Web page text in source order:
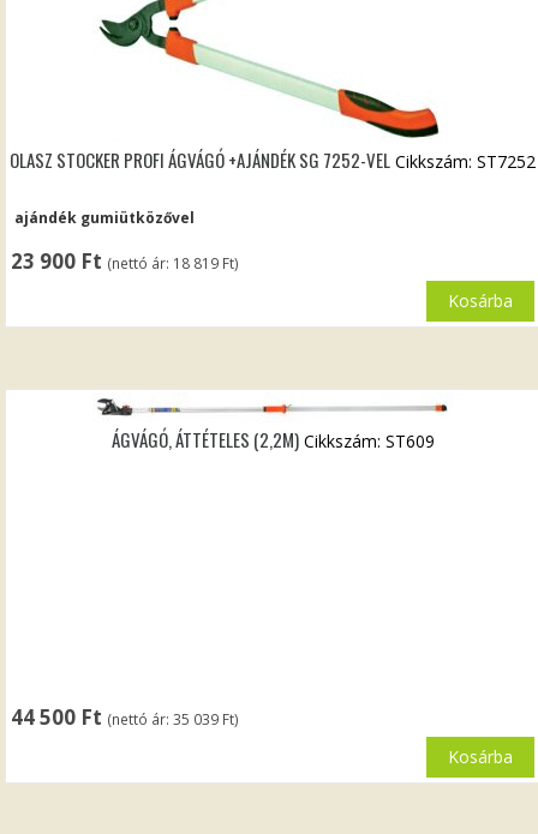
OLASZ STOCKER PROFI ÁGVÁGÓ +AJÁNDÉK SG 7252-VEL
ajándék gumiütközővel
23 900 Ft (nettó ár: 18 819 Ft)
Cikkszám: ST7252
Kosárba
ÁGVÁGÓ, ÁTTÉTELES (2,2M)
44 500 Ft (nettó ár:35 039 Ft)
Cikkszám: ST609
Kosárba